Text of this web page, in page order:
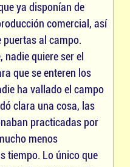
ya disponían de
comercial, así
puertas al campo.
quiere ser el
que se enteren los
ha vallado el campo
clara una cosa, las
practicadas por
menos
tiempo. Lo único que